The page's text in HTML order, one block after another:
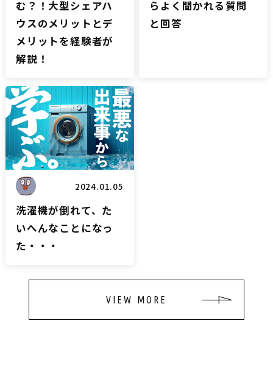
む？！大型シェアハ
ウスのメリットとデ
メリットを経験者が
解説！
らよく聞かれる質問
と回答
雑談
2024.01.05
洗濯機が倒れて、た
いへんなことになっ
た・・・
VIEW MORE